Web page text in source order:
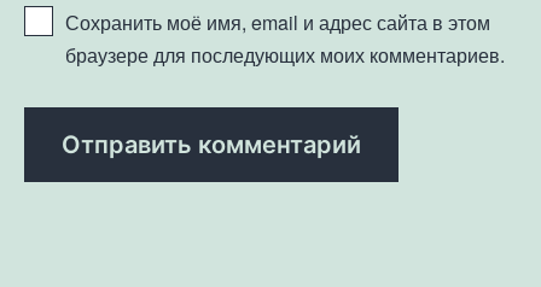
Сохранить моё имя, email и адрес сайта в этом
браузере для последующих моих комментариев.